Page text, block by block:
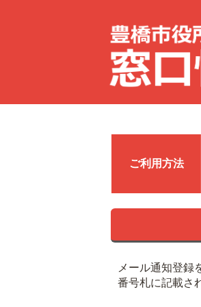
ご利用方法
メール通知登録
番号札に記載さ